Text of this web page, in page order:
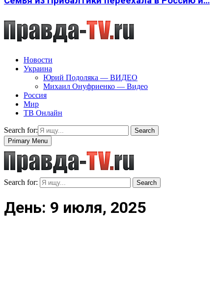
Новости
Украина
Юрий Подоляка — ВИДЕО
Михаил Онуфриенко — Видео
Россия
Мир
ТВ Онлайн
Search for:
Search
Primary Menu
Search for: Search
День: 9 июля, 2025